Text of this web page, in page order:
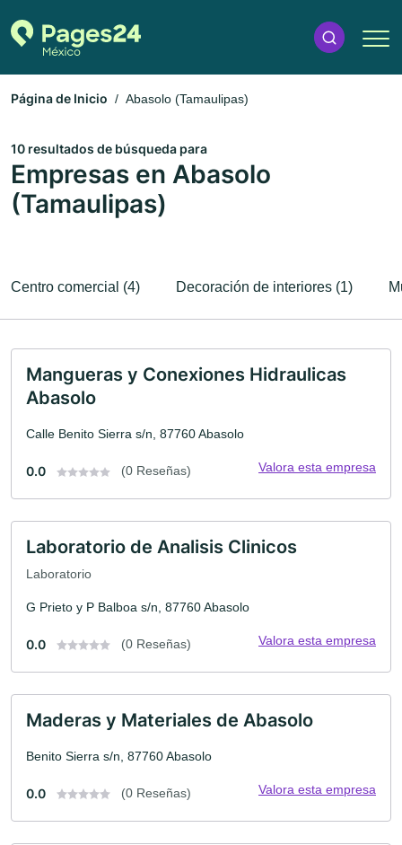
Página de Inicio Abasolo (Tamaulipas)
10 resultados de búsqueda para
Empresas en Abasolo
(Tamaulipas)
Centro comercial (4) Decoración de interiores (1)
Mangueras y Conexiones Hidraulicas
Abasolo
Calle Benito Sierra s/n, 87760 Abasolo
0.0 (0 Reseñas) Valora esta empresa
Laboratorio de Analisis Clinicos
Laboratorio
G Prieto y P Balboa s/n, 87760 Abasolo
0.0 (0 Reseñas) Valora esta empresa
Maderas y Materiales de Abasolo
Benito Sierra s/n, 87760 Abasolo
0.0 (0 Reseñas) Valora esta empresa